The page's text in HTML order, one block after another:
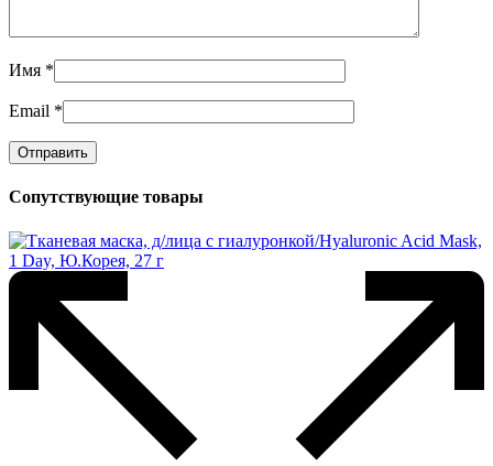
Имя *
Email *
Сопутствующие товары